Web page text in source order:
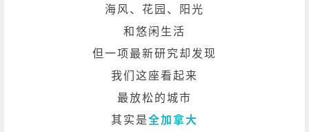
海风、花园、阳光
和悠闲生活
但一项最新研究却发现
我们这座看起来
最放松的城市
其实是全加拿大